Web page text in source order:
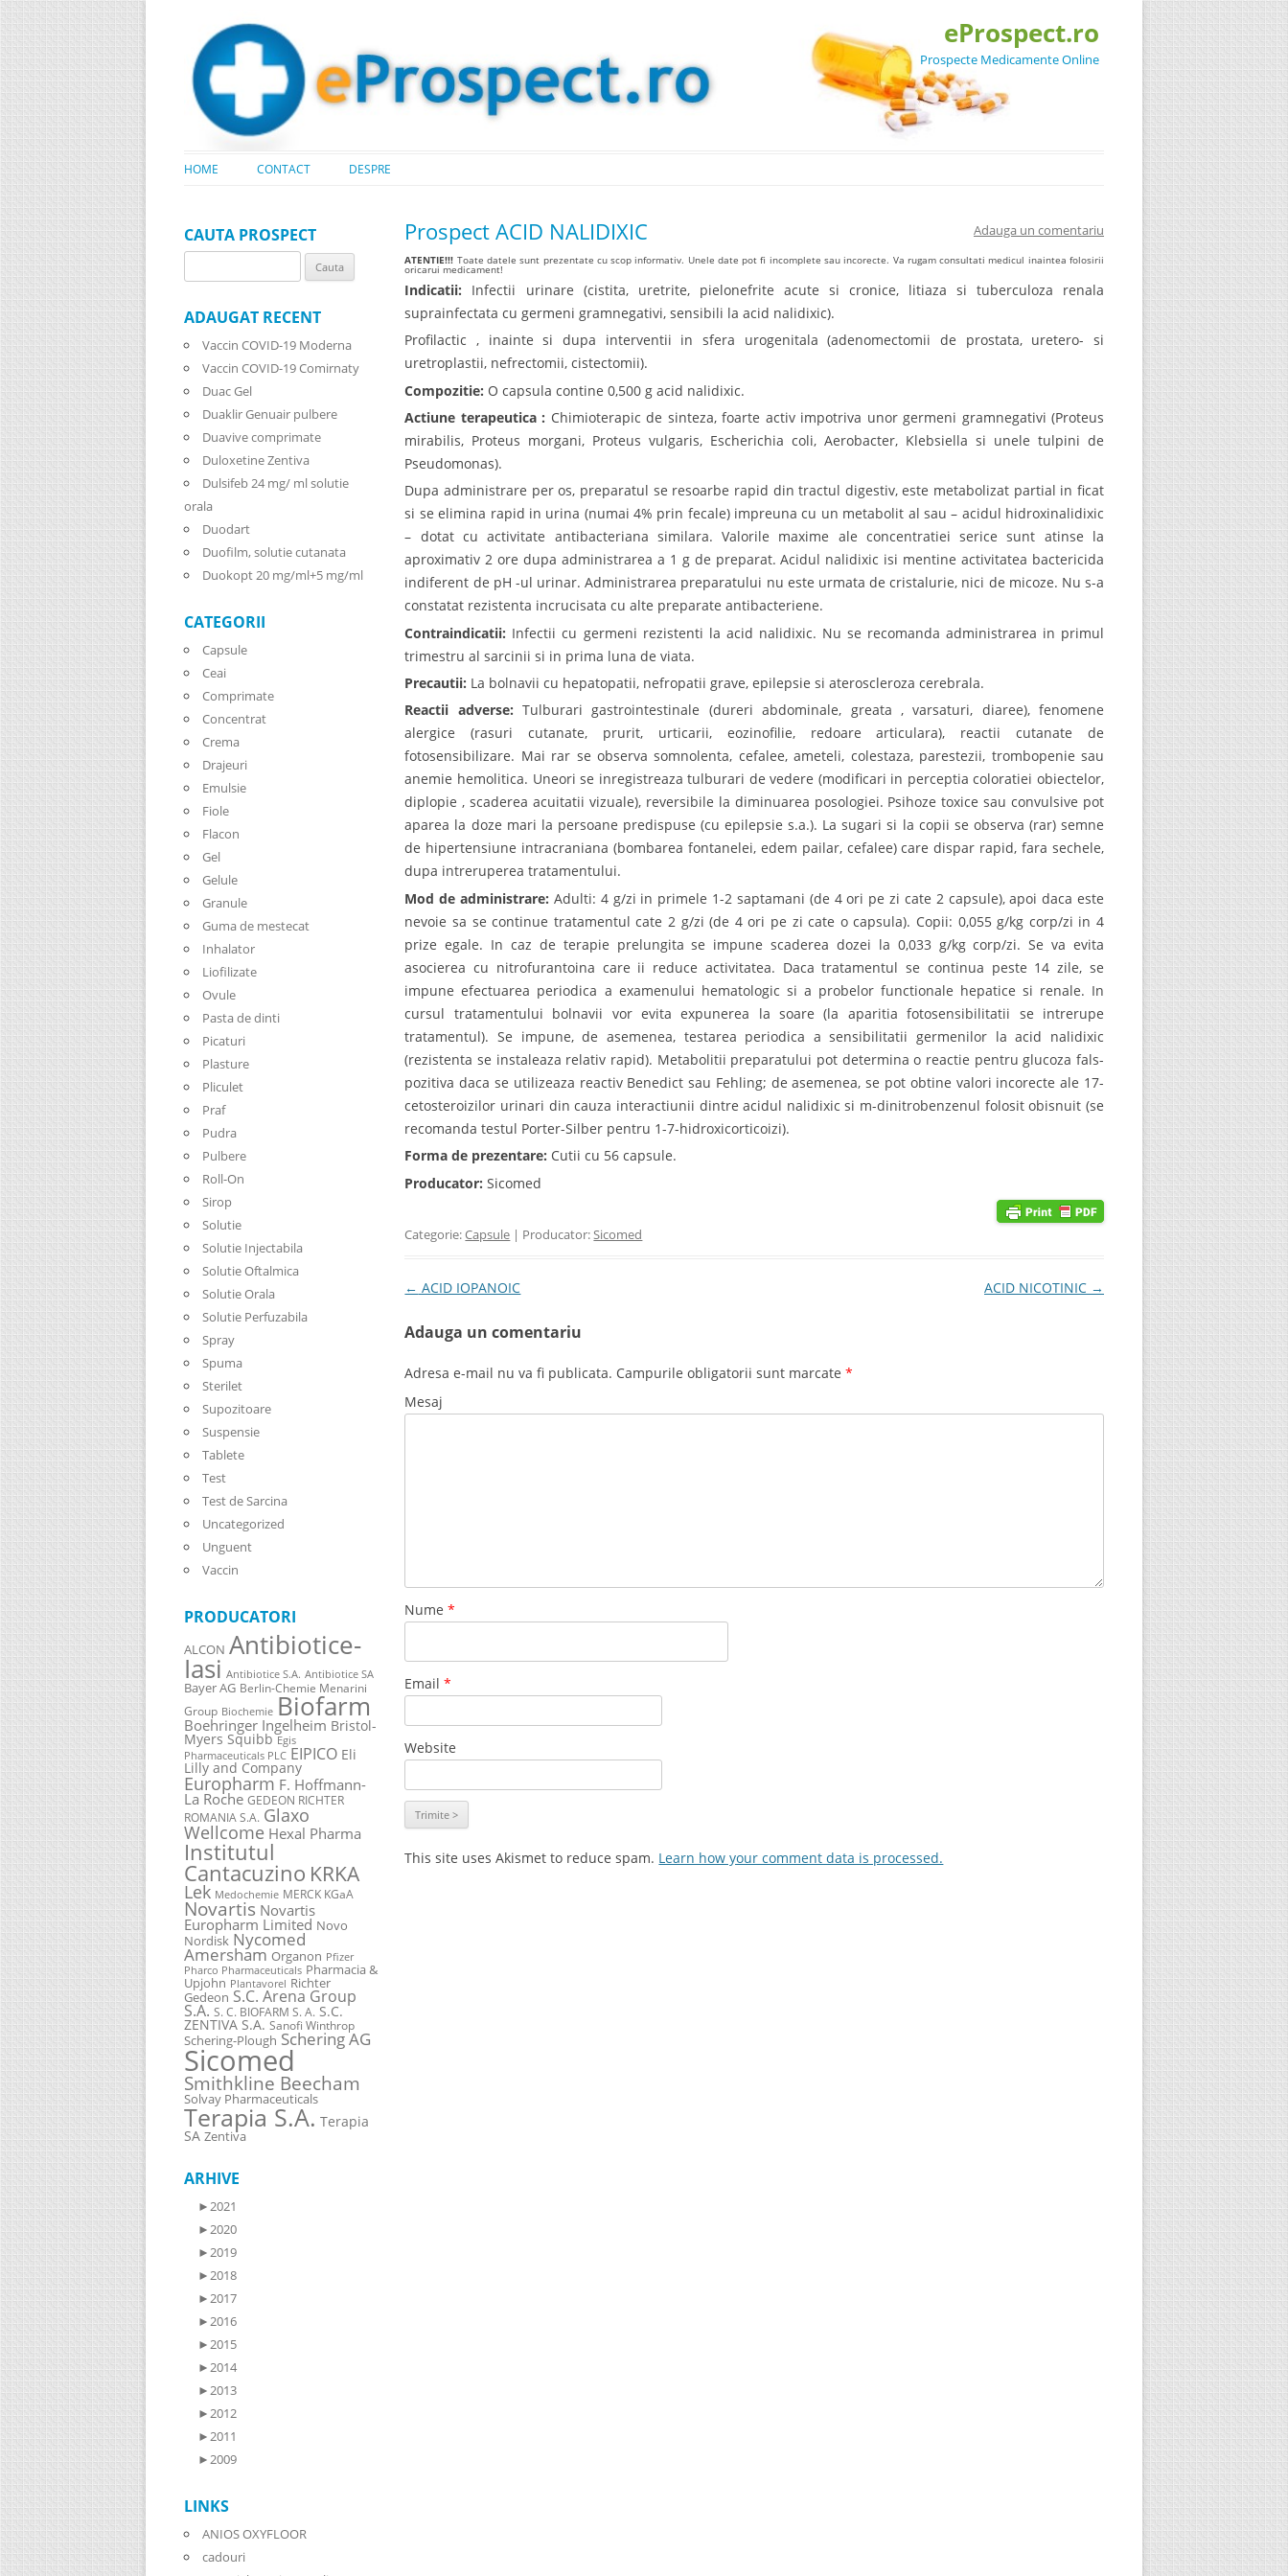
eProspect.ro
Prospecte Medicamente Online
HOME CONTACT DESPRE
Prospect ACID NALIDIXIC Adauga un comentariu
ATENTIE!!! Toate datele sunt prezentate cu scop informativ. Unele date pot fi incomplete sau incorecte. Va rugam consultati medicul inaintea folosirii
oricarui medicament!
Indicatii: Infectii urinare (cistita, uretrite, pielonefrite acute si cronice, litiaza si tuberculoza renala
suprainfectata cu germeni gramnegativi, sensibili la acid nalidixic).
Profilactic , inainte si dupa interventii in sfera urogenitala (adenomectomii de prostata, uretero- si
uretroplastii, nefrectomii, cistectomii).
Compozitie: O capsula contine 0,500 g acid nalidixic.
Actiune terapeutica : Chimioterapic de sinteza, foarte activ impotriva unor germeni gramnegativi (Proteus
mirabilis, Proteus morgani, Proteus vulgaris, Escherichia coli, Aerobacter, Klebsiella si unele tulpini de
Pseudomonas).
Dupa administrare per os, preparatul se resoarbe rapid din tractul digestiv, este metabolizat partial in ficat
si se elimina rapid in urina (numai 4% prin fecale) impreuna cu un metabolit al sau – acidul hidroxinalidixic
– dotat cu activitate antibacteriana similara. Valorile maxime ale concentratiei serice sunt atinse la
aproximativ 2 ore dupa administrarea a 1 g de preparat. Acidul nalidixic isi mentine activitatea bactericida
indiferent de pH -ul urinar. Administrarea preparatului nu este urmata de cristalurie, nici de micoze. Nu s-a
constatat rezistenta incrucisata cu alte preparate antibacteriene.
Contraindicatii: Infectii cu germeni rezistenti la acid nalidixic. Nu se recomanda administrarea in primul
trimestru al sarcinii si in prima luna de viata.
Precautii: La bolnavii cu hepatopatii, nefropatii grave, epilepsie si ateroscleroza cerebrala.
Reactii adverse: Tulburari gastrointestinale (dureri abdominale, greata , varsaturi, diaree), fenomene
alergice (rasuri cutanate, prurit, urticarii, eozinofilie, redoare articulara), reactii cutanate de
fotosensibilizare. Mai rar se observa somnolenta, cefalee, ameteli, colestaza, parestezii, trombopenie sau
anemie hemolitica. Uneori se inregistreaza tulburari de vedere (modificari in perceptia coloratiei obiectelor,
diplopie , scaderea acuitatii vizuale), reversibile la diminuarea posologiei. Psihoze toxice sau convulsive pot
aparea la doze mari la persoane predispuse (cu epilepsie s.a.). La sugari si la copii se observa (rar) semne
de hipertensiune intracraniana (bombarea fontanelei, edem pailar, cefalee) care dispar rapid, fara sechele,
dupa intreruperea tratamentului.
Mod de administrare: Adulti: 4 g/zi in primele 1-2 saptamani (de 4 ori pe zi cate 2 capsule), apoi daca este
nevoie sa se continue tratamentul cate 2 g/zi (de 4 ori pe zi cate o capsula). Copii: 0,055 g/kg corp/zi in 4
prize egale. In caz de terapie prelungita se impune scaderea dozei la 0,033 g/kg corp/zi. Se va evita
asocierea cu nitrofurantoina care ii reduce activitatea. Daca tratamentul se continua peste 14 zile, se
impune efectuarea periodica a examenului hematologic si a probelor functionale hepatice si renale. In
cursul tratamentului bolnavii vor evita expunerea la soare (la aparitia fotosensibilitatii se intrerupe
tratamentul). Se impune, de asemenea, testarea periodica a sensibilitatii germenilor la acid nalidixic
(rezistenta se instaleaza relativ rapid). Metabolitii preparatului pot determina o reactie pentru glucoza fals-
pozitiva daca se utilizeaza reactiv Benedict sau Fehling; de asemenea, se pot obtine valori incorecte ale 17-
cetosteroizilor urinari din cauza interactiunii dintre acidul nalidixic si m-dinitrobenzenul folosit obisnuit (se
recomanda testul Porter-Silber pentru 1-7-hidroxicorticoizi).
Forma de prezentare: Cutii cu 56 capsule.
Producator: Sicomed
Categorie:Capsule | Producator:Sicomed
Post navigation
← ACID IOPANOIC ACID NICOTINIC →
Adauga un comentariu
Adresa e-mail nu va fi publicata. Campurile obligatorii sunt marcate*
Mesaj
Nume*
Email*
Website
This site uses Akismet to reduce spam. Learn how your comment data is processed.
CAUTA PROSPECT
for:
ADAUGAT RECENT
Vaccin COVID-19 Moderna
Vaccin COVID-19 Comirnaty
Duac Gel
Duaklir Genuair pulbere
Duavive comprimate
Duloxetine Zentiva
Dulsifeb 24 mg/ ml solutie
orala
Duodart
Duofilm, solutie cutanata
Duokopt 20 mg/ml+5 mg/ml
CATEGORII
Capsule
Ceai
Comprimate
Concentrat
Crema
Drajeuri
Emulsie
Fiole
Flacon
Gel
Gelule
Granule
Guma de mestecat
Inhalator
Liofilizate
Ovule
Pasta de dinti
Picaturi
Plasture
Pliculet
Praf
Pudra
Pulbere
Roll-On
Sirop
Solutie
Solutie Injectabila
Solutie Oftalmica
Solutie Orala
Solutie Perfuzabila
Spray
Spuma
Sterilet
Supozitoare
Suspensie
Tablete
Test
Test de Sarcina
Uncategorized
Unguent
Vaccin
PRODUCATORI
ALCON Antibiotice-
Iasi Antibiotice S.A. Antibiotice SA
Bayer AG Berlin-Chemie Menarini
Group Biochemie Biofarm
Boehringer Ingelheim Bristol-
Myers Squibb Egis
Pharmaceuticals PLC EIPICO Eli
Lilly and Company
Europharm F. Hoffmann-
La Roche GEDEON RICHTER
ROMANIA S.A. Glaxo
Wellcome Hexal Pharma
Institutul
Cantacuzino KRKA
Lek Medochemie MERCK KGaA
Novartis Novartis
Europharm Limited Novo
Nordisk Nycomed
Amersham Organon Pfizer
Pharco Pharmaceuticals Pharmacia &
Upjohn Plantavorel Richter
Gedeon S.C. Arena Group
S.A. S. C. BIOFARM S. A. S.C.
ZENTIVA S.A. Sanofi Winthrop
Schering-Plough Schering AG
Sicomed
Smithkline Beecham
Solvay Pharmaceuticals
Terapia S.A. Terapia
SA Zentiva
ARHIVE
►2021
►2020
►2019
►2018
►2017
►2016
►2015
►2014
►2013
►2012
►2011
►2009
LINKS
ANIOS OXYFLOOR
cadouri